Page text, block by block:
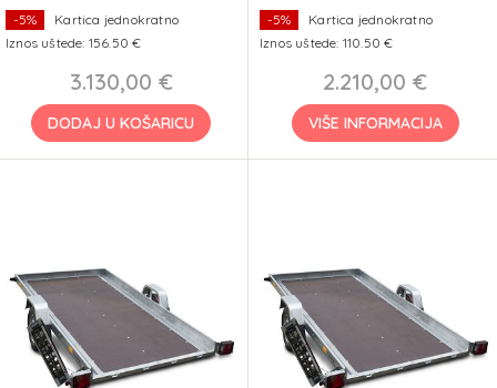
-5%
Kartica jednokratno
Iznos uštede: 156.50 €
3.130,00 €
DODAJ U KOŠARICU
-5%
Kartica jednokratno
Iznos uštede: 110.50 €
2.210,00 €
VIŠE INFORMACIJA